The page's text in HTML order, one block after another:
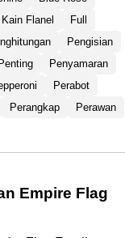
Flanel
Full
Pengisian
Penting
Penyamaran
Perabot
Perangkap
Perawan
Empire Flag